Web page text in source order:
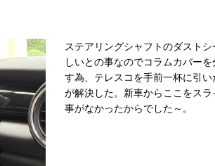
ステアリングシャフトのダストシ
しいとの事なのでコラムカバー
す為、テレスコを手前一杯に引い
が解決した。新車からここをスラ
事がなかったからでした～。